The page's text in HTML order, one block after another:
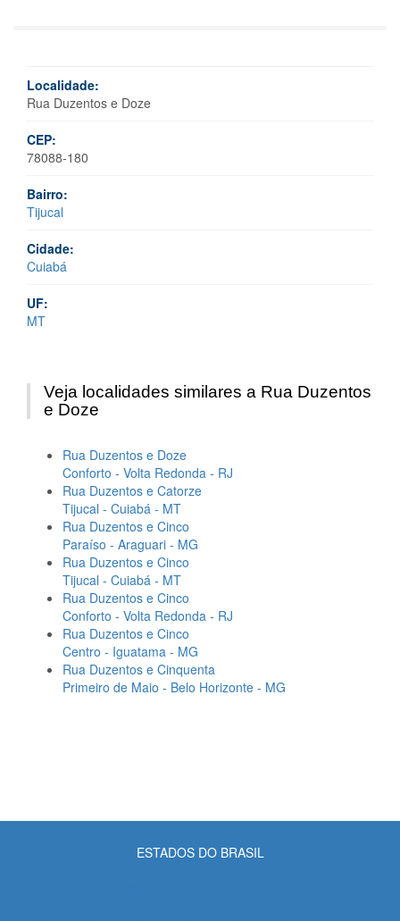
Localidade:
Rua Duzentos e Doze
CEP:
78088-180
Bairro:
Tijucal
Cidade:
Cuiabá
UF:
MT
Veja localidades similares a Rua Duzentos
e Doze
Rua Duzentos e Doze
Conforto - Volta Redonda - RJ
Rua Duzentos e Catorze
Tijucal - Cuiabá - MT
Rua Duzentos e Cinco
Paraíso - Araguari - MG
Rua Duzentos e Cinco
Tijucal - Cuiabá - MT
Rua Duzentos e Cinco
Conforto - Volta Redonda - RJ
Rua Duzentos e Cinco
Centro - Iguatama - MG
Rua Duzentos e Cinquenta
Primeiro de Maio - Belo Horizonte - MG
ESTADOS DO BRASIL